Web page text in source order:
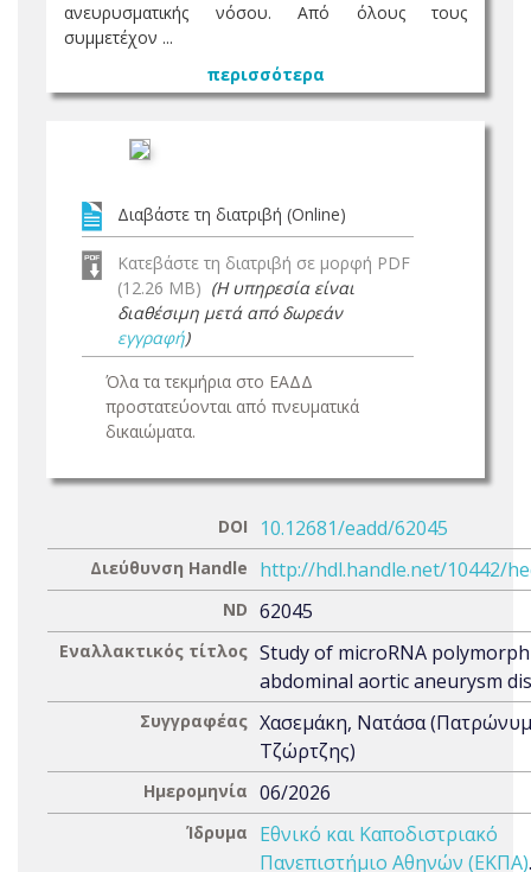
ανευρυσµατικής νόσου. Από όλους τους
συµµετέχον ...
περισσότερα
Διαβάστε τη διατριβή (Online)
Κατεβάστε τη διατριβή σε μορφή PDF
(12.26 MB) (Η υπηρεσία είναι
διαθέσιμη μετά από δωρεάν
εγγραφή)
Όλα τα τεκμήρια στο ΕΑΔΔ
προστατεύονται από πνευματικά
δικαιώματα.
DOI 10.12681/eadd/62045
Διεύθυνση Handle http://hdl.handle.net/10442/
ND 62045
Εναλλακτικός τίτλος Study of microRNA
abdominal aortic aneurysm
Συγγραφέας Χασεμάκη, Νατάσα
Τζώρτζης)
Ημερομηνία 06/2026
Ίδρυμα
Εθνικό και Καποδιστριακό
Πανεπιστήμιο Αθηνών (ΕΚΠΑ)